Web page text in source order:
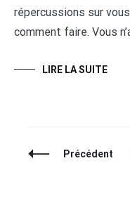
répercussions sur
comment faire. Vous
LIRE LA SUITE
NavigationPrécédent